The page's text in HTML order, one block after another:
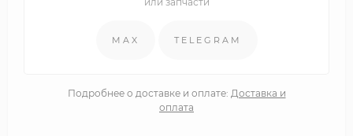
MAX TELEGRAM
Подробнее о доставке и оплате: Доставка и
оплата